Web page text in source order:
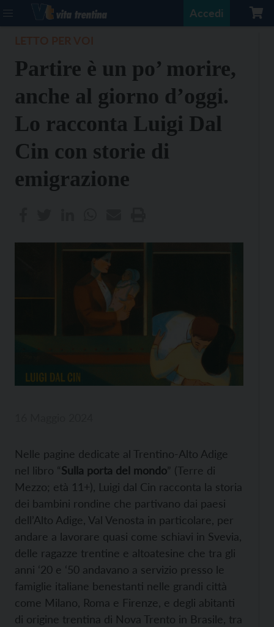
Accedi
Partire è un po’ morire,
anche al giorno d’oggi.
Lo racconta Luigi Dal
Cin con storie di
emigrazione
Nelle pagine dedicate al Trentino-Alto Adige
nel libro “Sulla porta del mondo” (Terre di
Mezzo; età 11+), Luigi dal Cin racconta la storia
dei bambini rondine che partivano dai paesi
dell’Alto Adige, Val Venosta in particolare, per
andare a lavorare quasi come schiavi in Svevia,
delle ragazze trentine e altoatesine che tra gli
anni ‘20 e ‘50 andavano a servizio presso le
famiglie italiane benestanti nelle grandi città
come Milano, Roma e Firenze, e degli abitanti
di origine trentina di Nova Trento in Brasile, tra